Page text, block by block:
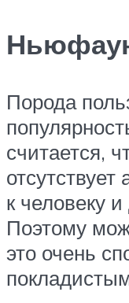
Порода
считается,
к человеку
Поэтому
это очень